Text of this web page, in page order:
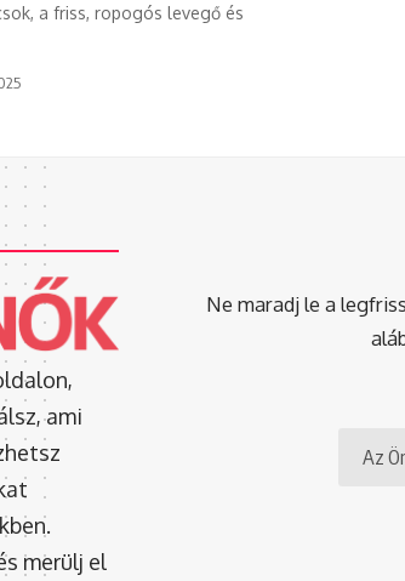
a friss, ropogós levegő és
ami
merülj el
Ne maradj le a